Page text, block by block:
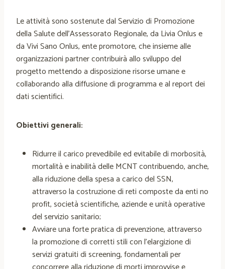
Le attività sono sostenute dal Servizio di Promozione
della Salute dell’Assessorato Regionale, da Livia Onlus e
da Vivi Sano Onlus, ente promotore, che insieme alle
organizzazioni partner contribuirà allo sviluppo del
progetto mettendo a disposizione risorse umane e
collaborando alla diffusione di programma e al report dei
dati scientifici.
Obiettivi generali:
Ridurre il carico prevedibile ed evitabile di morbosità,
mortalità e inabilità delle MCNT contribuendo, anche,
alla riduzione della spesa a carico del SSN,
attraverso la costruzione di reti composte da enti no
profit, società scientifiche, aziende e unità operative
del servizio sanitario;
Avviare una forte pratica di prevenzione, attraverso
la promozione di corretti stili con l’elargizione di
servizi gratuiti di screening, fondamentali per